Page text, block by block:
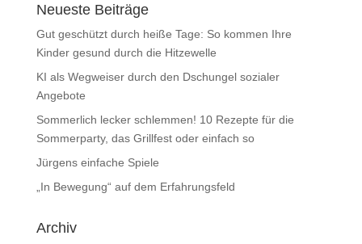
Neueste Beiträge
Gut geschützt durch heiße Tage: So kommen Ihre
Kinder gesund durch die Hitzewelle
KI als Wegweiser durch den Dschungel sozialer
Angebote
Sommerlich lecker schlemmen! 10 Rezepte für die
Sommerparty, das Grillfest oder einfach so
Jürgens einfache Spiele
„In Bewegung“ auf dem Erfahrungsfeld
Archiv